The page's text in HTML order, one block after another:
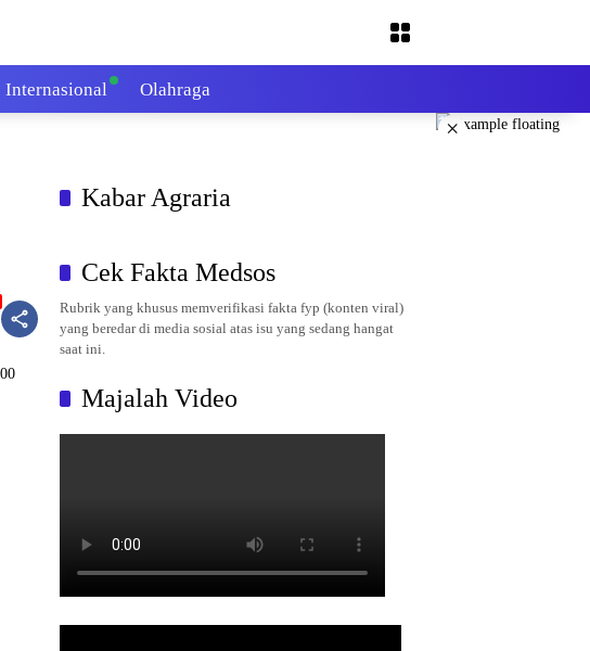
Internasional Olahraga
×
Kabar Agraria
Cek Fakta Medsos
Rubrik yang khusus memverifikasi fakta fyp (konten viral)
yang beredar di media sosial atas isu yang sedang hangat
saat ini.
Majalah Video